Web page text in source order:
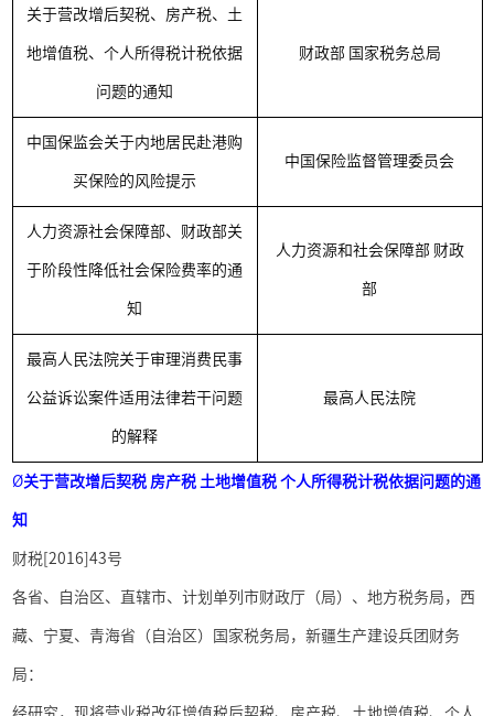
关于营改增后契税、房产税、土
地增值税、个人所得税计税依据
问题的通知
财政部 国家税务总局
中国保监会关于内地居民赴港购
买保险的风险提示
中国保险监督管理委员会
人力资源社会保障部、财政部关
于阶段性降低社会保险费率的通
知
人力资源和社会保障部 财政
部
最高人民法院关于审理消费民事
公益诉讼案件适用法律若干问题
的解释
最高人民法院
Ø关于营改增后契税 房产税 土地增值税 个人所得税计税依据问题的通
知
财税 [2016]43号
各省、自治区、直辖市、计划单列市财政厅（局）、地方税务局，西
藏、宁夏、青海省（自治区）国家税务局，新疆生产建设兵团财务
局：
经研究，现将营业税改征增值税后契税、房产税、土地增值税、个人